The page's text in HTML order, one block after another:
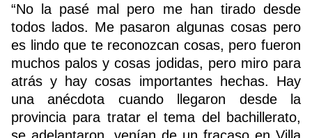
“No la pasé mal pero me han tirado desde
todos lados. Me pasaron algunas cosas pero
es lindo que te reconozcan cosas, pero fueron
muchos palos y cosas jodidas, pero miro para
atrás y hay cosas importantes hechas. Hay
una anécdota cuando llegaron desde la
provincia para tratar el tema del bachillerato,
se adelantaron, venían de un fracaso en Villa